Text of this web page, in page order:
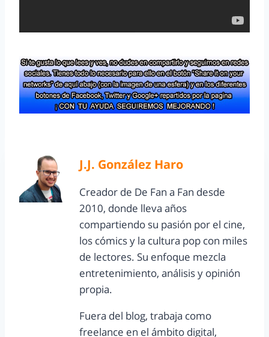
J.J. González Haro
Creador de De Fan a Fan desde
2010, donde lleva años
compartiendo su pasión por el cine,
los cómics y la cultura pop con miles
de lectores. Su enfoque mezcla
entretenimiento, análisis y opinión
propia.
Fuera del blog, trabaja como
freelance en el ámbito digital,